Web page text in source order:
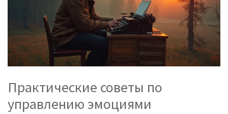
Практические советы по
управлению эмоциями